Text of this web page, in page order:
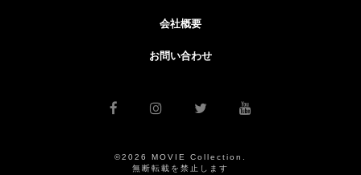
会社概要
お問い合わせ
©2026 MOVIE Collection.
無断転載を禁止します